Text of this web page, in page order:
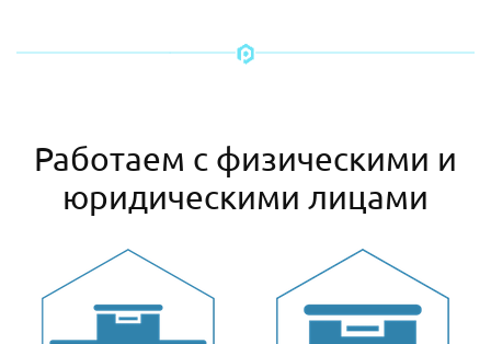
Работаем с физическими и
юридическими лицами